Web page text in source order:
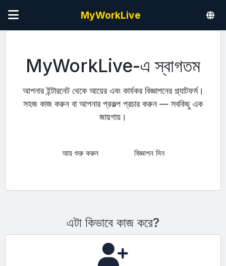
MyWorkLive
MyWorkLive-এ স্বাগতম
আপনার ইন্টারনেট থেকে আয়ের এবং কার্যকর বিজ্ঞাপনের প্ল্যাটফর্ম।
সহজ কাজ করুন বা আপনার প্রকল্প প্রচার করুন — সবকিছু এক
জায়গায়।
আয় শুরু করুন বিজ্ঞাপন দিন
এটা কিভাবে কাজ করে?